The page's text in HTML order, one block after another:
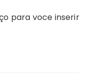
para voce inserir